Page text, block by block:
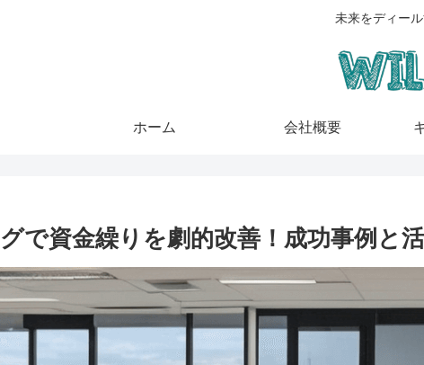
未来をディー
ホーム 会社概要
で資金繰りを劇的改善！成功事例と